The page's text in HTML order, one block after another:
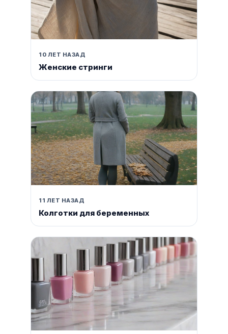
10 ЛЕТ НАЗАД
Женские стринги
11 ЛЕТ НАЗАД
Колготки для беременных